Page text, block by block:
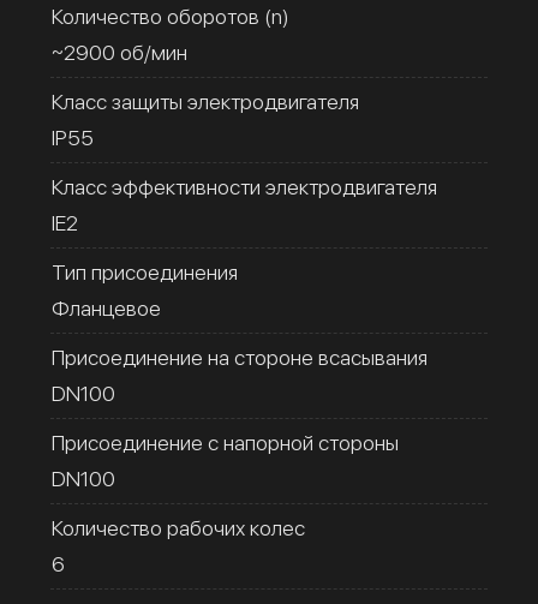
Количество оборотов (n)
~2900 об/мин
Класс защиты электродвигателя
IP55
Класс эффективности электродвигателя
IE2
Тип присоединения
Фланцевое
Присоединение на стороне всасывания
DN100
Присоединение с напорной стороны
DN100
Количество рабочих колес
6